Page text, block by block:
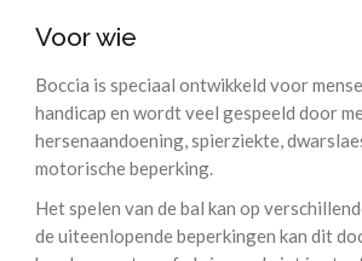
Voor wie
Boccia is speciaal ontwikkeld voor
handicap en wordt veel gespeeld door
hersenaandoening, spierziekte,
motorische beperking.
Het spelen van de bal kan op
de uiteenlopende beperkingen kan dit